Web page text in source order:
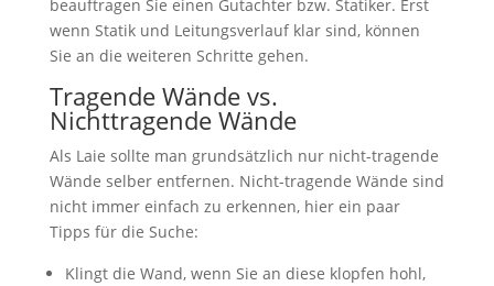
beauftragen Sie einen Gutachter bzw. Statiker. Erst
wenn Statik und Leitungsverlauf klar sind, können
Sie an die weiteren Schritte gehen.
Tragende Wände vs.
Nichttragende Wände
Als Laie sollte man grundsätzlich nur nicht-tragende
Wände selber entfernen. Nicht-tragende Wände sind
nicht immer einfach zu erkennen, hier ein paar
Tipps für die Suche:
Klingt die Wand, wenn Sie an diese klopfen hohl,